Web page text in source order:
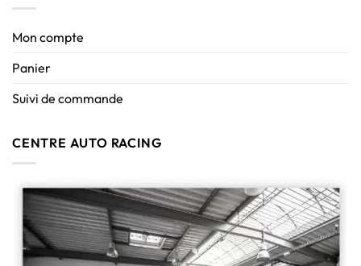
Mon compte
Panier
Suivi de commande
CENTRE AUTO RACING